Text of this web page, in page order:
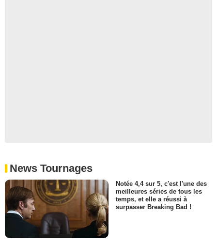
News Tournages
Notée 4,4 sur 5, c'est l'une des
meilleures séries de tous les
temps, et elle a réussi à
surpasser Breaking Bad !